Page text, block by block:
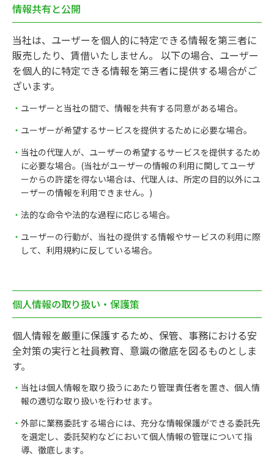
情報共有と公開
当社は、ユーザーを個人的に特定できる情報を第三者に
販売したり、賃借いたしません。 以下の場合、ユーザー
を個人的に特定できる情報を第三者に提供する場合がご
ざいます。
ユーザーと当社の間で、情報を共有する同意がある場合。
ユーザーが希望するサービスを提供するために必要な場合。
当社の代理人が、ユーザーの希望するサービスを提供するため
に必要な場合。(当社がユーザーの情報の利用に関してユーザ
ーからの許諾を得ない場合は、代理人は、所定の目的以外にユ
ーザーの情報を利用できません。)
法的な命令や法的な過程に応じる場合。
ユーザーの行動が、当社の提供する情報やサービスの利用に際
して、利用規約に反している場合。
個人情報の取り扱い・保護策
個人情報を厳重に保護するため、保管、事務における安
全対策の実行と社員教育、意識の徹底を図るものとしま
す。
当社は個人情報を取り扱うにあたり管理責任者を置き、個人情
報の適切な取り扱いを行わせます。
外部に業務委託する場合には、充分な情報保護ができる委託先
を選定し、委託契約などにおいて個人情報の管理について指
導、徹底します。